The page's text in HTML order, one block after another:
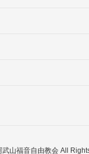
山福音自由教会 All